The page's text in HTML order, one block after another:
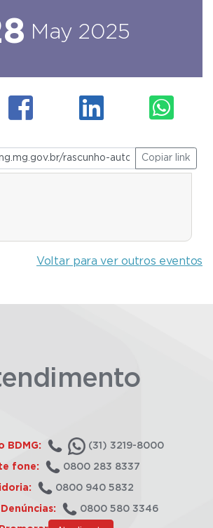
May 2025
Copiar link
Voltar para ver outros eventos
BDMG: (31) 3219-8000
fone: 0800 283 8337
0800 940 5832
0800 580 3346